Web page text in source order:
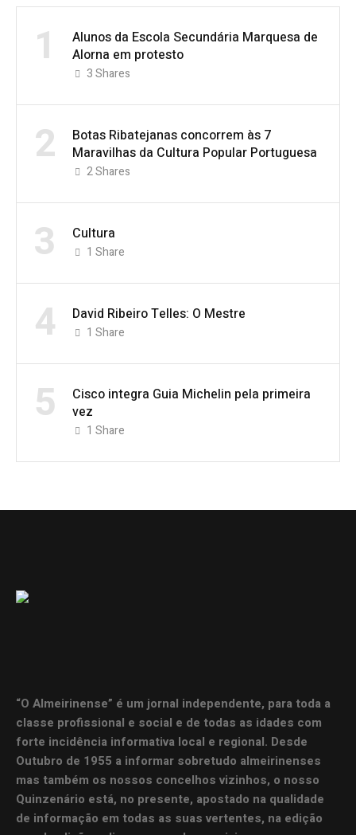
1
Alunos da Escola Secundária Marquesa de
Alorna em protesto
3Shares
2
Botas Ribatejanas concorrem às 7
Maravilhas da Cultura Popular Portuguesa
2Shares
3 Cultura
1 Share
4 David Ribeiro Telles: O Mestre
1 Share
5
Cisco integra Guia Michelin pela primeira
vez
1 Share
“O Almeirinense” é um jornal independente, para toda a
classe profissional e social e de todas as idades com
forte incidência informativa local e regional. Desde
Outubro de 1955 a informar sobretudo almeirinenses
mas também os nossos concelhos vizinhos, o nosso
Quinzenário está, no presente, apostado na qualidade
de informação em todas as suas vertentes, na edição